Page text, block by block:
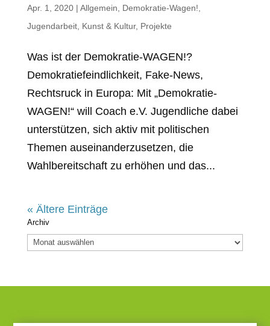
Apr. 1, 2020| Allgemein, Demokratie-Wagen!,
Jugendarbeit, Kunst & Kultur, Projekte
Was ist der Demokratie-WAGEN!?
Demokratiefeindlichkeit, Fake-News,
Rechtsruck in Europa: Mit „Demokratie-
WAGEN!“ will Coach e.V. Jugendliche dabei
unterstützen, sich aktiv mit politischen
Themen auseinanderzusetzen, die
Wahlbereitschaft zu erhöhen und das...
« Ältere Einträge
Archiv
Archiv